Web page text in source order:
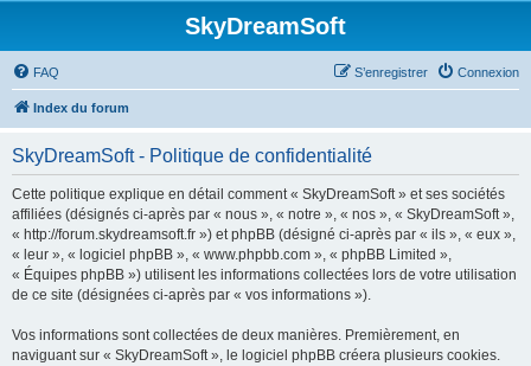
SkyDreamSoft
FAQ Connexion
S’enregistrer
Index du forum
SkyDreamSoft - Politique de confidentialité
Cette politique explique en détail comment « SkyDreamSoft » et ses sociétés
affiliées (désignés ci-après par « nous », « notre », « nos », « SkyDreamSoft »,
« http://forum.skydreamsoft.fr ») et phpBB (désigné ci-après par « ils », « eux »,
« leur », « logiciel phpBB », « www.phpbb.com », « phpBB Limited »,
« Équipes phpBB ») utilisent les informations collectées lors de votre utilisation
de ce site (désignées ci-après par « vos informations »).
Vos informations sont collectées de deux manières. Premièrement, en
naviguant sur « SkyDreamSoft », le logiciel phpBB créera plusieurs cookies.